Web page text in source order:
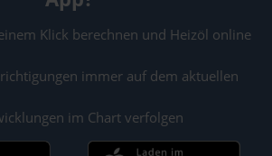
Klick berechnen und Heizöl online
immer auf dem aktuellen
im Chart verfolgen